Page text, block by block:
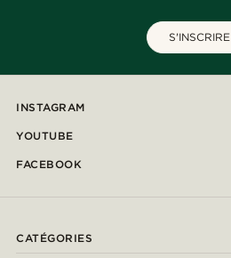
S'INSCRIRE
INSTAGRAM
YOUTUBE
FACEBOOK
CATÉGORIES